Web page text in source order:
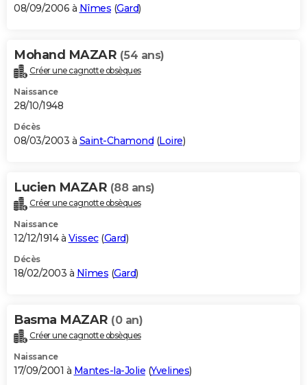
08/09/2006 à Nîmes (Gard)
Mohand MAZAR (54 ans)
Créer une cagnotte obsèques
Naissance
28/10/1948
Décès
08/03/2003 à Saint-Chamond (Loire)
Lucien MAZAR (88 ans)
Créer une cagnotte obsèques
Naissance
12/12/1914 à Vissec(Gard)
Décès
18/02/2003 à Nîmes (Gard)
Basma MAZAR (0 an)
Créer une cagnotte obsèques
Naissance
17/09/2001 à Mantes-la-Jolie (Yvelines)